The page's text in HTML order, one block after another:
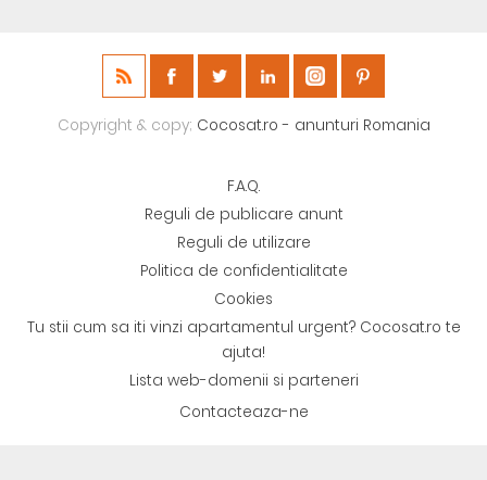
Copyright & copy; Cocosat.ro - anunturi Romania
F.A.Q.
Reguli de publicare anunt
Reguli de utilizare
Politica de confidentialitate
Cookies
Tu stii cum sa iti vinzi apartamentul urgent? Cocosat.ro te
ajuta!
Lista web-domenii si parteneri
Contacteaza-ne